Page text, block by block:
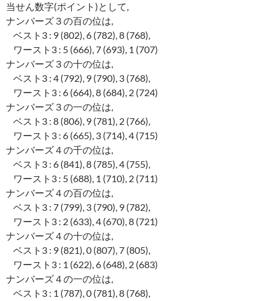
当せん数字(ポイント)として,
ナンバーズ３の百の位は,
ベスト3 : 9 (802), 6 (782), 8 (768),
ワースト3 : 5 (666), 7 (693), 1 (707)
ナンバーズ３の十の位は,
ベスト3 : 4 (792), 9 (790), 3 (768),
ワースト3 : 6 (664), 8 (684), 2 (724)
ナンバーズ３の一の位は,
ベスト3 : 8 (806), 9 (781), 2 (766),
ワースト3 : 6 (665), 3 (714), 4 (715)
ナンバーズ４の千の位は,
ベスト3 : 6 (841), 8 (785), 4 (755),
ワースト3 : 5 (688), 1 (710), 2 (711)
ナンバーズ４の百の位は,
ベスト3 : 7 (799), 3 (790), 9 (782),
ワースト3 : 2 (633), 4 (670), 8 (721)
ナンバーズ４の十の位は,
ベスト3 : 9 (821), 0 (807), 7 (805),
ワースト3 : 1 (622), 6 (648), 2 (683)
ナンバーズ４の一の位は,
ベスト3 : 1 (787), 0 (781), 8 (768),